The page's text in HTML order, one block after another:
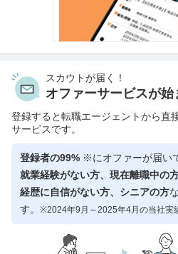
スカウトが届く！
オファーサービスが始
登録すると転職エージェントから直
サービスです。
登録者の99% ※にオファーが届い
就業経験がない方、現在離職中の
経歴に自信がない方、シニアの方
す。 ※2024年9月～2025年4月の当社実